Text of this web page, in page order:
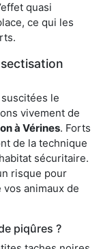
quasi
ce qui les
le
vivement de
à Vérines. Forts
de la technique
sécuritaire.
risque pour
animaux de
piqûres ?